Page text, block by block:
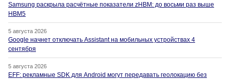
Samsung раскрыла расчётные показатели zHBM: до восьми раз выше
HBM5
5 августа 2026
Google начнет отключать Assistant на мобильных устройствах 4
сентября
5 августа 2026
EFF: рекламные SDK для Android могут передавать геолокацию без